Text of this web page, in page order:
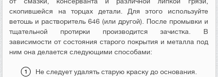
скопившейся на торцах детали. Для этого используйте
ветошь и растворитель 646 (или другой). После промывки и
тщательной протирки производится зачистка. В
зависимости от состояния старого покрытия и металла под
ним она делается следующими способами:
Не следует удалять старую краску до основания.